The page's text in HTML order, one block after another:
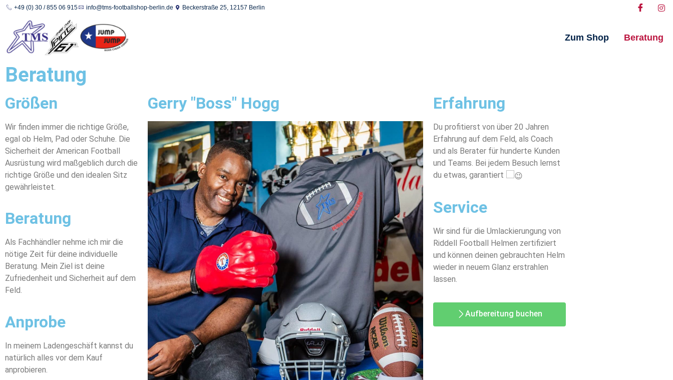
+49 (0) 30 / 855 06 915 info@tms-footballshop-berlin.de Beckerstraße 25, 12157 Berlin
Zum Shop Beratung
Beratung
Größen
Wir finden immer die richtige Größe,
egal ob Helm, Pad oder Schuhe. Die
Sicherheit der American Football
Ausrüstung wird maßgeblich durch die
richtige Größe und den idealen Sitz
gewährleistet.
Beratung
Als Fachhändler nehme ich mir die
nötige Zeit für deine individuelle
Beratung. Mein Ziel ist deine
Zufriedenheit und Sicherheit auf dem
Feld.
Anprobe
In meinem Ladengeschäft kannst du
natürlich alles vor dem Kauf
anprobieren.
Gerry "Boss" Hogg Erfahrung
Du profitierst von über 20 Jahren
Erfahrung auf dem Feld, als Coach
und als Berater für hunderte Kunden
und Teams. Bei jedem Besuch lernst
du etwas, garantiert
Service
Wir sind für die Umlackierungung von
Riddell Football Helmen zertifiziert
und können deinen gebrauchten Helm
wieder in neuem Glanz erstrahlen
lassen.
Aufbereitung buchen